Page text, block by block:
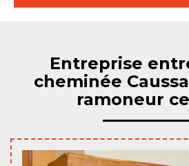
Entreprise
cheminée
ramoneur